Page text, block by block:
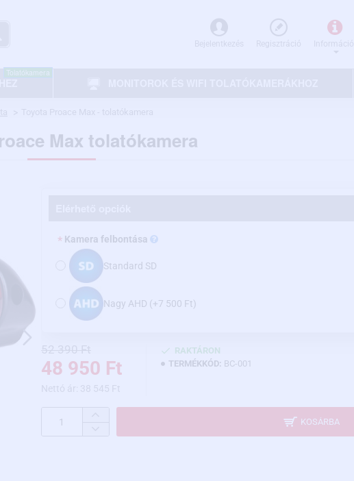
Tolatókamera
Max tolatókamera
48 950 Ft
RAKTÁRON
TERMÉKKÓD: BC-001
Kamera felbontása
Standard SD
Nagy AHD (+7 500 Ft)
KOSÁRBA